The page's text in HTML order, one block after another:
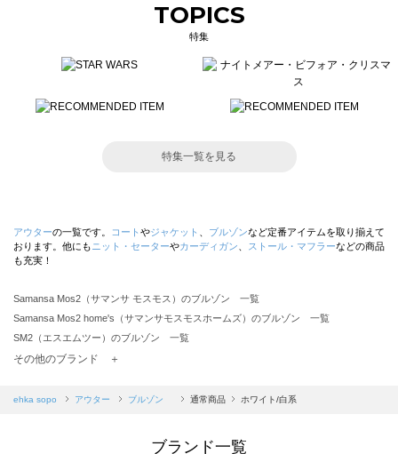
TOPICS
特集
特集一覧を見る
アウターの一覧です。 コート やジャケット ブルゾンなど定番アイテムを取り揃えて
おります。他にも ニット・セーターやカーディガン ストール・マフラーなどの商品
も充実！
Samansa Mos2（サマンサ モスモス）のブルゾン 一覧
Samansa Mos2 home's（サマンサモスモスホームズ）のブルゾン 一覧
SM2（エスエムツー）のブルゾン 一覧
TSUHARU by Samansa Mos2（ツハルバイサマンサモスモス）のブルゾン 一覧
Samansa Mos2 blue（サマンサモスモス ブルー）のブルゾン 一覧
その他のブランド ＋
ehka sopo アウター ブルゾン 通常商品 ホワイト/白系
ブランド一覧